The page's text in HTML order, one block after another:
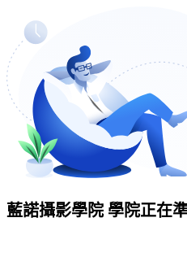
藍諾攝影學院 學院正在